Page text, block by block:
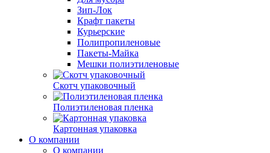
Зип-Лок
Крафт пакеты
Курьерские
Полипропиленовые
Пакеты-Майка
Мешки полиэтиленовые
Скотч упаковочный
Полиэтиленовая пленка
Картонная упаковка
О компании
О компании